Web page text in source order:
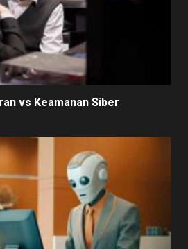
vs Keamanan Siber